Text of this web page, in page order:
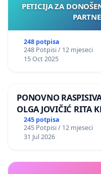
PETICIJA ZA
248 potpisa
248 Potpisi / 12 mjeseci
15 Oct 2025
PONOVNO
OLGA JOVIČIĆ RITA
245 potpisa
245 Potpisi / 12 mjeseci
31 Jul 2026